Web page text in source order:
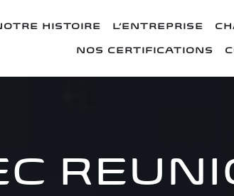
HISTOIRE L’ENTREPRISE
NOS CERTIFICATIONS